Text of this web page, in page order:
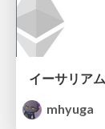
mhyuga